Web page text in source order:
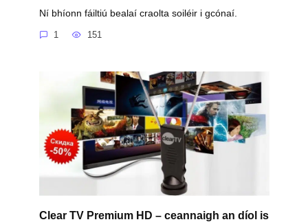
Ní bhíonn fáiltiú bealaí craolta soiléir i gcónaí.
1 151
Clear TV Premium HD – ceannaigh an díol is